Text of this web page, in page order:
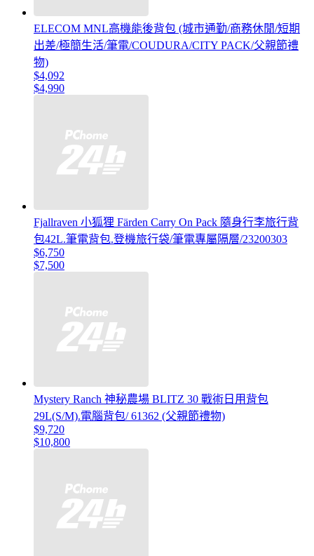
ELECOM MNL高機能後背包 (城市通勤/商務休閒/短期
出差/極簡生活/筆電/COUDURA/CITY PACK/父親節禮
物)
$4,092
$4,990
Fjallraven 小狐狸 Färden Carry On Pack 隨身行李旅行背
包42L.筆電背包.登機旅行袋/筆電專屬隔層/23200303
$6,750
$7,500
Mystery Ranch 神秘農場 BLITZ 30 戰術日用背包
29L(S/M).電腦背包/ 61362 (父親節禮物)
$9,720
$10,800